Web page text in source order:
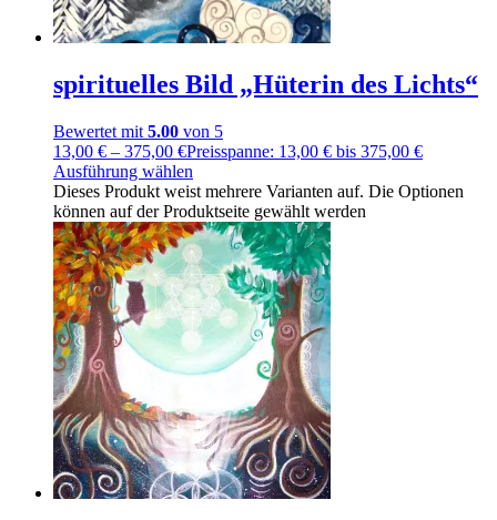
spirituelles Bild „Hüterin des Lichts“
Bewertet mit 5.00 von 5
13,00 € – 375,00 €Preisspanne: 13,00 € bis 375,00 €
Ausführung wählen
Dieses Produkt weist mehrere Varianten auf. Die Optionen
können auf der Produktseite gewählt werden